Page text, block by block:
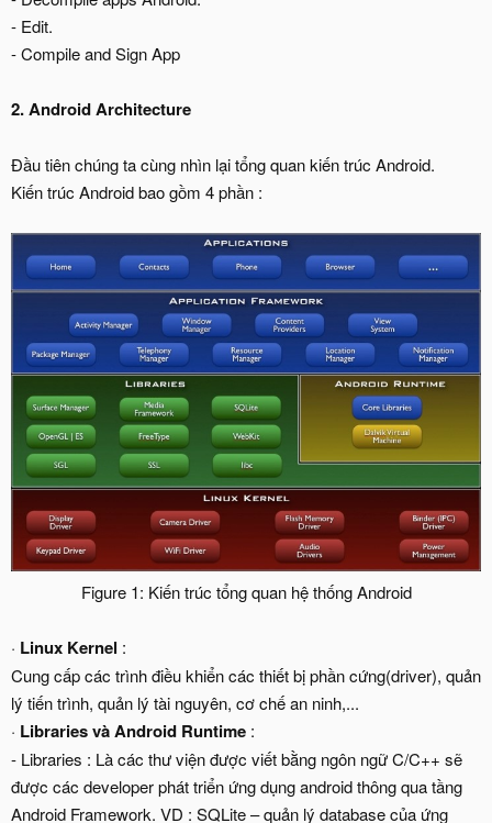
- Edit.
- Compile and Sign App
2. Android Architecture
Đầu tiên chúng ta cùng nhìn lại tổng quan kiến trúc Android.
Kiến trúc Android bao gồm 4 phần :
Figure 1: Kiến trúc tổng quan hệ thống Android​
· Linux Kernel :
Cung cấp các trình điều khiển các thiết bị phần cứng(driver), quản
lý tiến trình, quản lý tài nguyên, cơ chế an ninh,...
· Libraries và Android Runtime :
- Libraries : Là các thư viện được viết bằng ngôn ngữ C/C++ sẽ
được các developer phát triển ứng dụng android thông qua tầng
Android Framework. VD : SQLite – quản lý database của ứng